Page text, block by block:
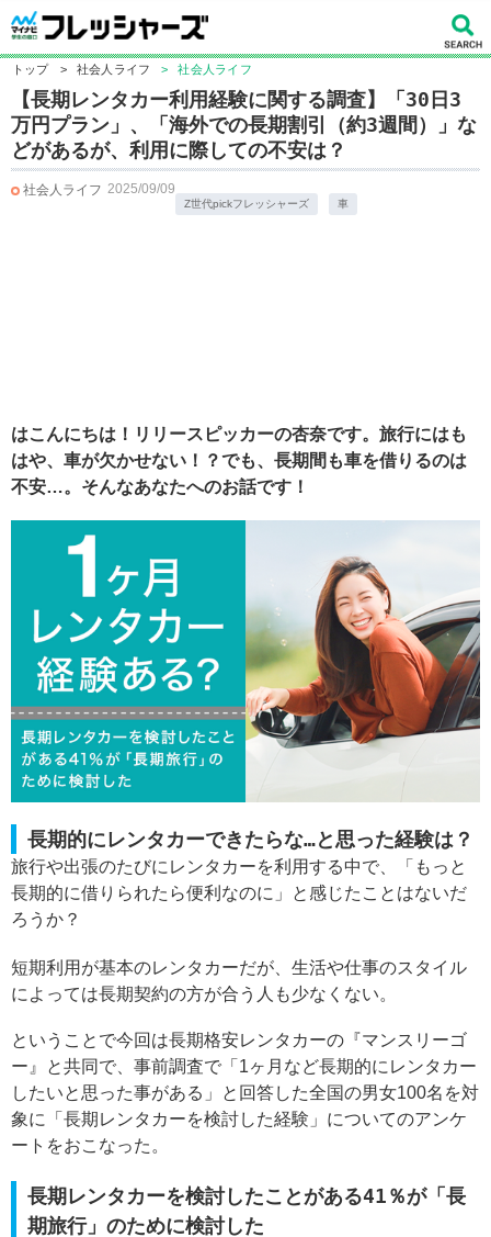
トップ > 社会人ライフ > 社会人ライフ
【長期レンタカー利用経験に関する調査】「30日3
万円プラン」、「海外での長期割引（約3週間）」な
どがあるが、利用に際しての不安は？
社会人ライフ 2025/09/09
Z世代pickフレッシャーズ 車
はこんにちは！リリースピッカーの杏奈です。旅行にはも
はや、車が欠かせない！？でも、長期間も車を借りるのは
不安…。そんなあなたへのお話です！
長期的にレンタカーできたらな…と思った経験は？
旅行や出張のたびにレンタカーを利用する中で、「もっと
長期的に借りられたら便利なのに」と感じたことはないだ
ろうか？
短期利用が基本のレンタカーだが、生活や仕事のスタイル
によっては長期契約の方が合う人も少なくない。
ということで今回は長期格安レンタカーの『マンスリーゴ
ー』と共同で、事前調査で「1ヶ月など長期的にレンタカー
したいと思った事がある」と回答した全国の男女100名を対
象に「長期レンタカーを検討した経験」についてのアンケ
ートをおこなった。
長期レンタカーを検討したことがある41％が「長
期旅行」のために検討した